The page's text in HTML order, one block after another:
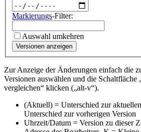
Markierungs-Filter:
Auswahl umkehren
Versionen anzeigen
Zur Anzeige der Änderungen einfach die
Versionen auswählen und die Schaltfläche
vergleichen“ klicken („alt-v“).
(Aktuell) = Unterschied zur
Unterschied zur vorherigen Version
Uhrzeit/Datum = Version zu dieser